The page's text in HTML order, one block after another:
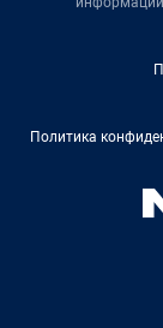
Политика